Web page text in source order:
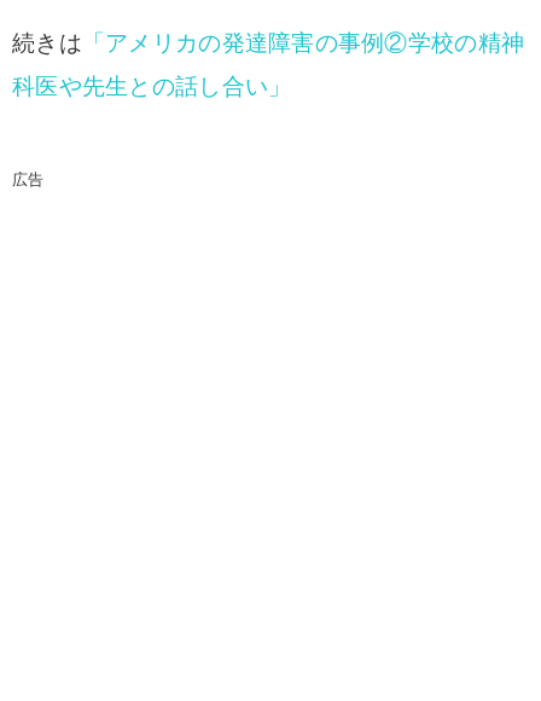
続きは 「アメリカの発達障害の事例②学校の精神
科医や先生との話し合い」
広告